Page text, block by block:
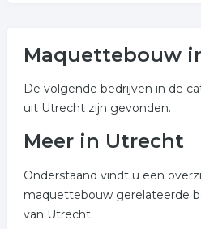
Maquettebouw
De volgende bedrijven in de
uit Utrecht zijn gevonden.
Meer in Utrecht
Onderstaand vindt u een
maquettebouw gerelateerde
van Utrecht.